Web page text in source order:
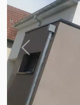
Previous